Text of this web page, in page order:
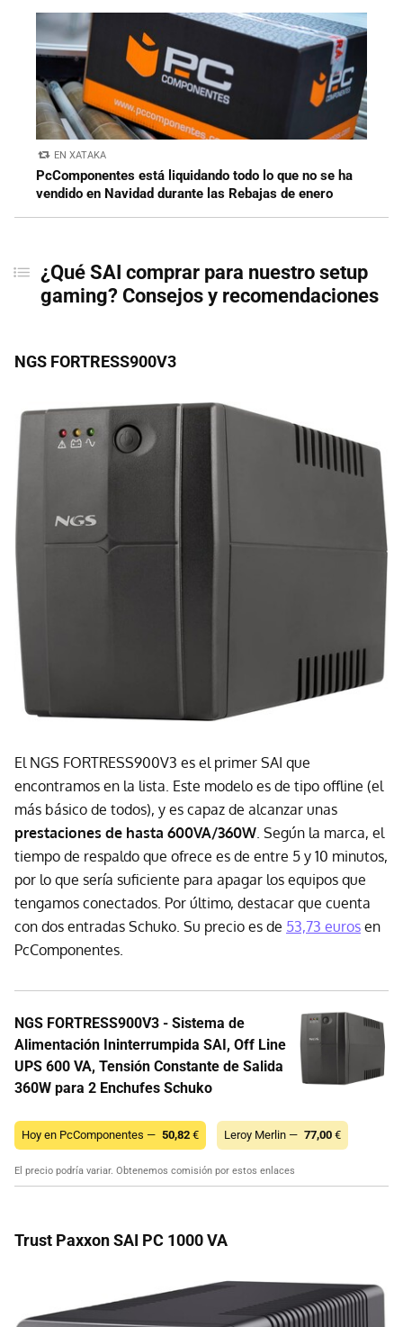
EN XATAKA
PcComponentes está liquidando todo lo que no se ha
vendido en Navidad durante las Rebajas de enero
¿Qué SAI comprar para nuestro setup
gaming? Consejos y recomendaciones
NGS FORTRESS900V3
El NGS FORTRESS900V3 es el primer SAI que
encontramos en la lista. Este modelo es de tipo offline (el
más básico de todos), y es capaz de alcanzar unas
prestaciones de hasta 600VA/360W. Según la marca, el
tiempo de respaldo que ofrece es de entre 5 y 10 minutos,
por lo que sería suficiente para apagar los equipos que
tengamos conectados. Por último, destacar que cuenta
con dos entradas Schuko. Su precio es de 53,73 euros en
PcComponentes.
NGS FORTRESS900V3 - Sistema de
Alimentación Ininterrumpida SAI, Off Line
UPS 600 VA, Tensión Constante de Salida
360W para 2 Enchufes Schuko
Hoy en PcComponentes — 50,82 € Leroy Merlin — 77,00 €
El precio podría variar. Obtenemos comisión por estos enlaces
Trust Paxxon SAI PC 1000 VA